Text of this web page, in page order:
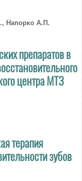
Напорко А.П.
препаратов в
центра МТЗ
терапия
зубов